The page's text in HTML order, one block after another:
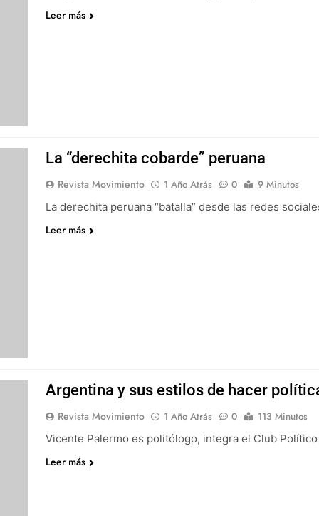
Leer más
La “derechita cobarde” peruana
Revista Movimiento 1 Año Atrás 0
9 Minutos
La derechita peruana “batalla” desde las redes
Leer más
Argentina y sus estilos de hacer
Revista Movimiento 1 Año Atrás 0
113 Minutos
Vicente Palermo es politólogo, integra el Club
Leer más